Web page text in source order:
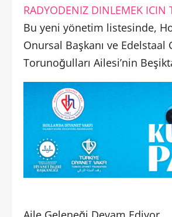
RADYODENIZ DINLEMEK ICIN
Bu yeni yönetim listesinde,
Onursal Başkanı ve
Torunoğulları Ailesi’nin